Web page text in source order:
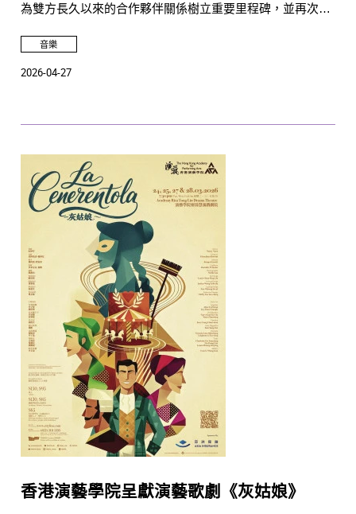
為雙方長久以來的合作夥伴關係樹立重要里程碑，並再次彰
發展的共同願景。
音樂
2026-04-27
香港演藝學院呈獻演藝歌劇《灰姑娘》